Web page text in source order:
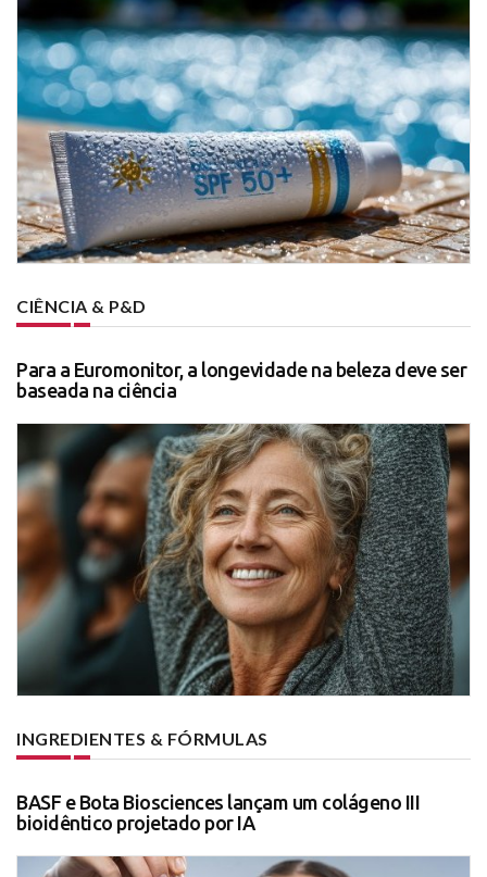
CIÊNCIA & P&D
Para a Euromonitor, a longevidade na beleza deve ser
baseada na ciência
INGREDIENTES & FÓRMULAS
BASF e Bota Biosciences lançam um colágeno III
bioidêntico projetado por IA